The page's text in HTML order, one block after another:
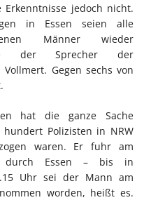
Erkenntnisse jedoch nicht.
in Essen seien alle
Männer wieder
der Sprecher der
Gegen sechs von
hat die ganze Sache
Polizisten in NRW
waren. Er fuhr am
durch Essen – bis in
Uhr sei der Mann am
worden, heißt es.